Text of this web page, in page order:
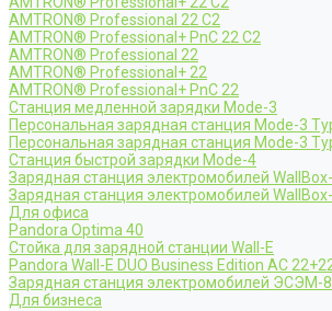
AMTRON® Professional 22 C2
AMTRON® Professional+ PnC 22 C2
AMTRON® Professional 22
AMTRON® Professional+ 22
AMTRON® Professional+ PnC 22
Станция медленной зарядки Mode-3
Персональная зарядная станция Mode-3
Персональная зарядная станция Mode-3
Станция быстрой зарядки Mode-4
Зарядная станция электромобилей
Зарядная станция электромобилей
Для офиса
Pandora Optima 40
Стойка для зарядной станции Wall-E
Pandora Wall-E DUO Business Edition AC
Зарядная станция электромобилей ЭСЭМ-
Для бизнеса